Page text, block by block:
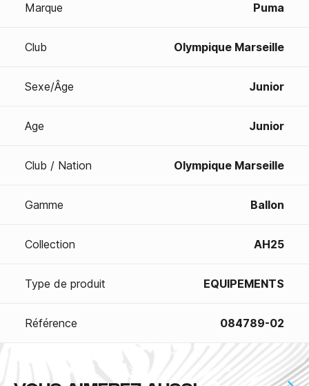
Marque Puma
Club Olympique Marseille
Sexe/Âge Junior
Age Junior
Club / Nation Olympique Marseille
Gamme Ballon
Collection AH25
Type de produit EQUIPEMENTS
Référence 084789-02